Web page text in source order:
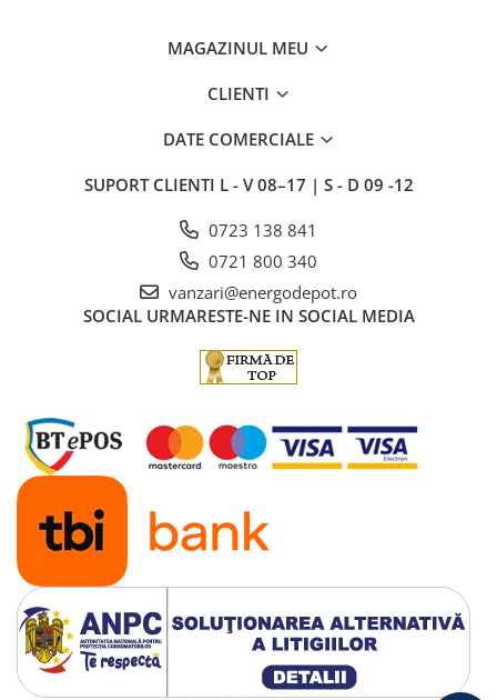
MAGAZINUL MEU
CLIENTI
DATE COMERCIALE
SUPORT CLIENTI L - V 08–17 | S - D 09 -12
0723 138 841
0721 800 340
vanzari@energodepot.ro
SOCIAL URMARESTE-NE IN SOCIAL MEDIA